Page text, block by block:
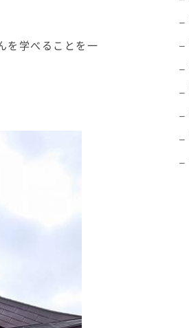
を学べることを一